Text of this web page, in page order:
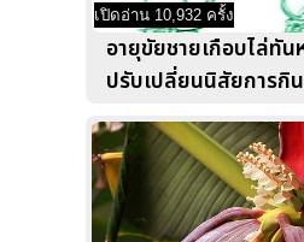
เปิดอ่าน 10,932 ครั้ง
อายุขัยชายเกือบไล่ทัน
ปรับเปลี่ยนนิสัยการกิ